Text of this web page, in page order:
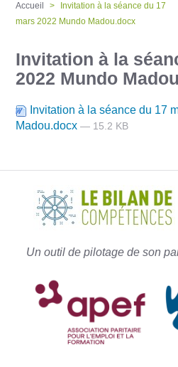
Accueil
Invitation à la séance du 17
mars 2022 Mundo Madou.docx
Invitation à la
2022 Mundo
Invitation à la séance du 17
Madou.docx— 15.2 KB
Un outil de pilotage de son